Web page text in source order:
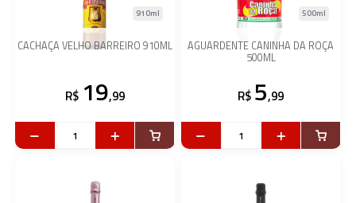
CACHAÇA VELHO BARREIRO 910ML
910ml
R$ 19,99
AGUARDENTE CANINHA DA ROÇA
500ML
500ml
R$ 5,99